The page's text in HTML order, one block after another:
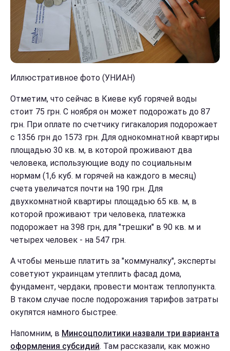
Иллюстративное фото (УНИАН)
Отметим, что сейчас в Киеве куб горячей воды
стоит 75 грн. С ноября он может подорожать до 87
грн. При оплате по счетчику гигакалория подорожает
с 1356 грн до 1573 грн. Для однокомнатной квартиры
площадью 30 кв. м, в которой проживают два
человека, использующие воду по социальным
нормам (1,6 куб. м горячей на каждого в месяц)
счета увеличатся почти на 190 грн. Для
двухкомнатной квартиры площадью 65 кв. м, в
которой проживают три человека, платежка
подорожает на 398 грн, для "трешки" в 90 кв. м и
четырех человек - на 547 грн.
А чтобы меньше платить за "коммуналку", эксперты
советуют украинцам утеплить фасад дома,
фундамент, чердаки, провести монтаж теплопункта.
В таком случае после подорожания тарифов затраты
окупятся намного быстрее.
Напомним, в Минсоцполитики назвали три варианта
оформления субсидий. Там рассказали, как можно